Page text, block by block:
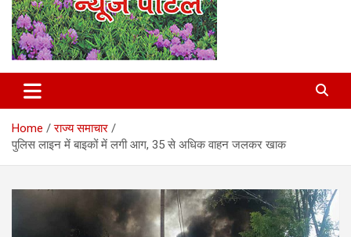
Pahadvasi
Home
राज्य समाचार
पुलिस लाइन में बाइकों में लगी आग, 35 से अधिक वाहन जलकर खाक